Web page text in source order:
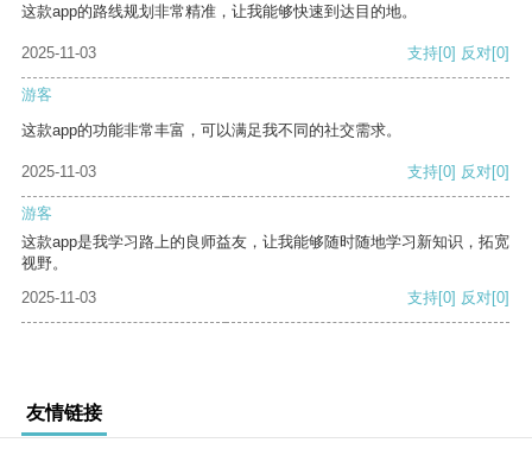
这款app的路线规划非常精准，让我能够快速到达目的地。
2025-11-03 支持[0] 反对[0]
游客
这款app的功能非常丰富，可以满足我不同的社交需求。
2025-11-03 支持[0] 反对[0]
游客
这款app是我学习路上的良师益友，让我能够随时随地学习新知识，拓宽
视野。
2025-11-03
支持[0] 反对[0]
友情链接